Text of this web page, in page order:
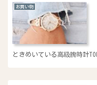
お買い物
ときめいている高級腕時計